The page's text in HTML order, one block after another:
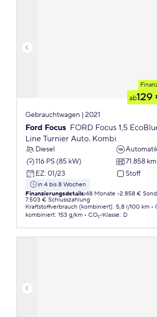
ab129
Gebrauchtwagen | 2021
Ford Focus FORD Focus 1,5
Line Turnier Auto. Kombi
Diesel
116 PS (85 kW)
71.858 km
EZ: 01/23 Stoff
in 4 bis 8 Wochen
Finanzierungsdetails:48 Monate 2.858 €
7.503 € Schlusszahlung
Kraftstoffverbrauch (kombiniert): 5,8 l/100 km
kombiniert: 153 g/km CO₂-Klasse: D